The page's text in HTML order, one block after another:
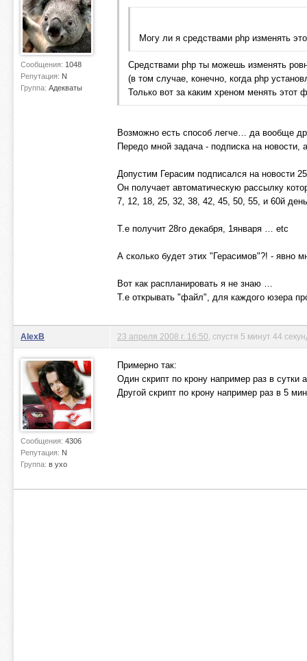
Сообщения: 1048
Репутация: N
Группа: Адекваты
Могу ли я средствами php изменять
Средствами php ты можешь изменять
(в том случае, конечно, когда php
Только вот за каким хреном менять этот
Возможно есть способ легче… да вообще
Передо мной задача - подписка на новости,
Допустим Герасим подписался на новости
Он получает автоматическую рассылку
7, 12, 18, 25, 32, 38, 42, 45, 50, 55, и 60й
Т.е получит 28го декабря, 1января … etc
А сколько будет этих "Герасимов"?! - явно
Вот как распланировать я не знаю …
Т.е открывать "файл", для каждого юзера
AlexB
Сообщения: 4306
Репутация: N
Группа: в ухо
23 апреля 2008 г. 16:50 , спустя 5 минут 44
Примерно так:
Один скрипт по крону например раз в сутки
Другой скрипт по крону например раз в 5